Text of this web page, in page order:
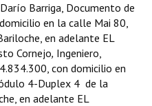
Barriga, Documento de
en la calle Mai 80,
en adelante EL
Cornejo, Ingeniero,
con domicilio en
4-Duplex 4 de la
en adelante EL